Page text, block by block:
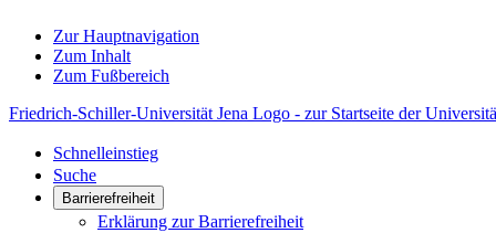
Zur Hauptnavigation
Zum Inhalt
Zum Fußbereich
Friedrich-Schiller-Universität Jena Logo - zur Startseite der
Schnelleinstieg
Suche
Barrierefreiheit
Erklärung zur Barrierefreiheit